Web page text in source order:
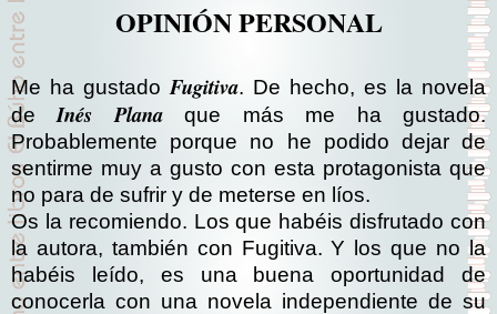
OPINIÓN PERSONAL
Me ha gustado Fugitiva. De hecho, es la novela
deInés Planaque más me ha gustado.
Probablemente porque no he podido dejar de
sentirme muy a gusto con esta protagonista que
no para de sufrir y de meterse en líos.
Os la recomiendo. Los que habéis disfrutado con
la autora, también con Fugitiva. Y los que no la
habéis leído, es una buena oportunidad de
conocerla con una novela independiente de su